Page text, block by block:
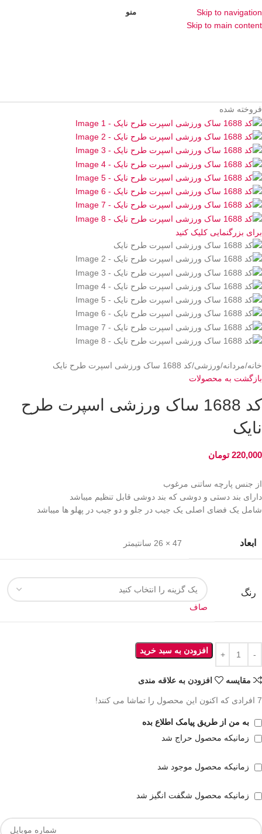
Skip to navigation
Skip to main content
منو
فروخته شده
برای بزرگنمایی کلیک کنید
خانه مردانه ورزشی کد 1688 ساک ورزشی اسپرت طرح نایک
بازگشت به محصولات
کد 1688 ساک ورزشی اسپرت طرح
نایک
220,000 تومان
از جنس پارچه ساتنی مرغوب
دارای بند دستی و دوشی که بند دوشی قابل تنظیم میباشد
شامل یک فضای اصلی یک جیب در جلو و دو جیب در پهلو ها میباشد
ابعاد 47 × 26 سانتیمتر
رنگ
صاف
افزودن به سبد خرید
مقايسه افزودن به علاقه مندی
7 افرادی که اکنون این محصول را تماشا می کنند!
به من از طریق پیامک اطلاع بده
زمانیکه محصول حراج شد
زمانیکه محصول موجود شد
زمانیکه محصول شگفت انگیز شد